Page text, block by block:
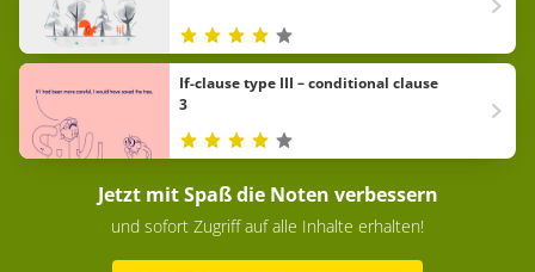
If-clause type III – conditional clause
3
Jetzt mit Spaß die Noten verbessern
und sofort Zugriff auf alle Inhalte erhalten!